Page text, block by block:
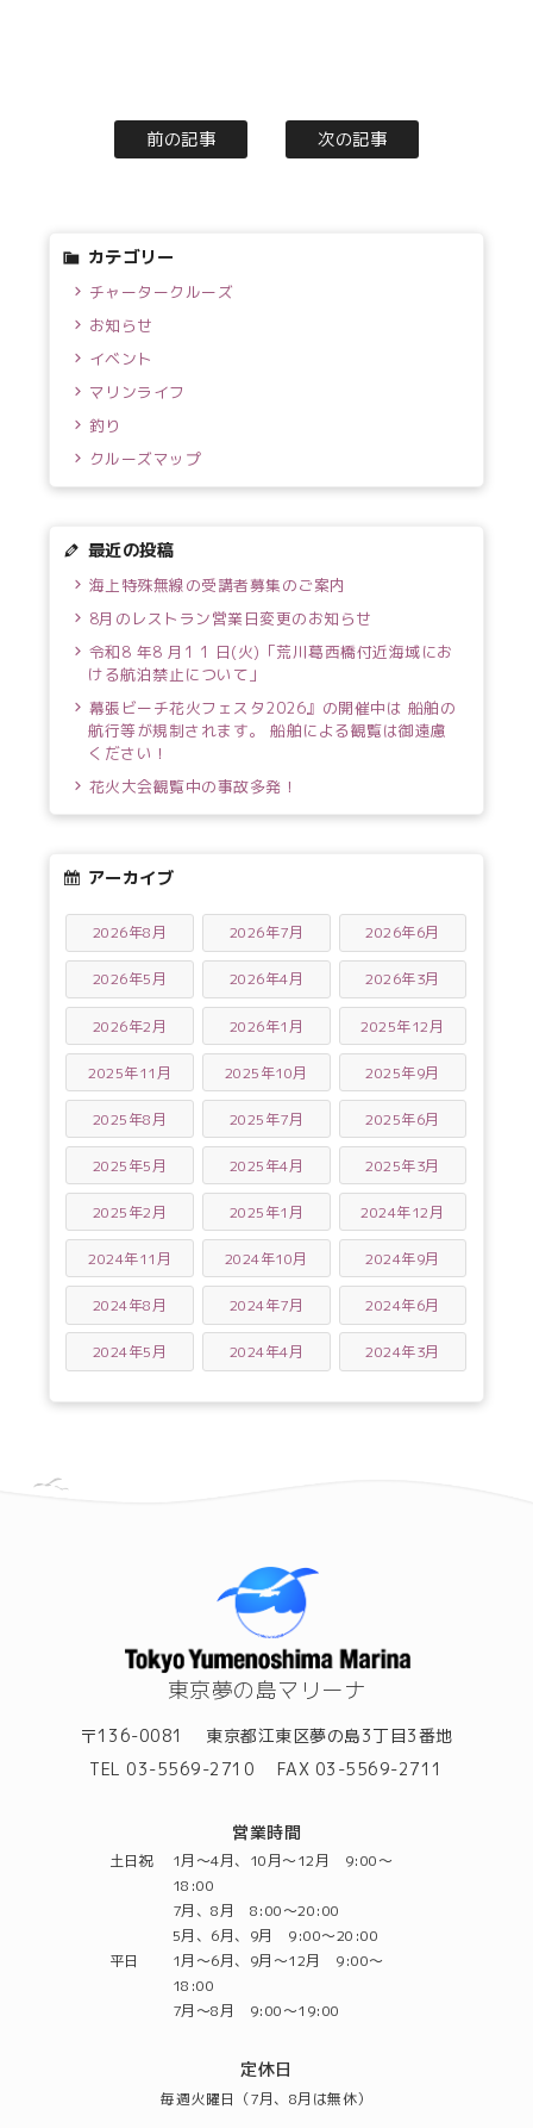
前の記事 次の記事
カテゴリー
チャータークルーズ
お知らせ
イベント
マリンライフ
釣り
クルーズマップ
最近の投稿
海上特殊無線の受講者募集のご案内
8月のレストラン営業日変更のお知らせ
令和8 年8 月1 1 日(火)「荒川葛西橋付近海域にお
ける航泊禁止について」
幕張ビーチ花火フェスタ2026』の開催中は 船舶の
航行等が規制されます。 船舶による観覧は御遠慮
ください！
花火大会観覧中の事故多発！
アーカイブ
2026年8月 2026年7月 2026年6月
2026年5月 2026年4月 2026年3月
2026年2月 2026年1月 2025年12月
2025年11月 2025年10月 2025年9月
2025年8月 2025年7月 2025年6月
2025年5月 2025年4月 2025年3月
2025年2月 2025年1月 2024年12月
2024年11月 2024年10月 2024年9月
2024年8月 2024年7月 2024年6月
2024年5月 2024年4月 2024年3月
東京夢の島マリーナ
〒136-0081
東京都江東区夢の島3丁目3番地
TEL 03-5569-2710
FAX 03-5569-2711
営業時間
土日祝
1月～4月、10月～12月 9:00～
18:00
7月、8月 8:00～20:00
5月、6月、9月 9:00～20:00
平日
1月～6月、9月～12月 9:00～
18:00
7月～8月 9:00～19:00
定休日
毎週火曜日（7月、8月は無休）